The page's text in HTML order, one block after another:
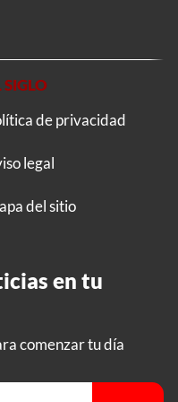
SIGLO
de privacidad
legal
del sitio
en tu
comenzar tu día